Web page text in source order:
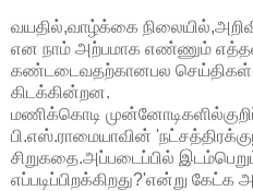
வயதில்,வாழ்க்கை நிலையில்,
என நாம் அற்பமாக எண்ணும்
கண்டடைவதற்கானபல செய்திகள்
கிடக்கின்றன.
மணிக்கொடி
பி.எஸ்.ராமையாவின் '
சிறுகதை.அப்படைப்பில்
எப்படிப்பிறக்கிறது?'என்று கேட்க